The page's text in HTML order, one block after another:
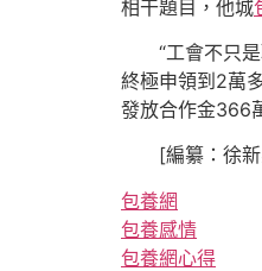
相干題目，他城
“工會不只
終極申領到2萬
發放合作金366
[編纂：徐
包養網
包養感情
包養網心得